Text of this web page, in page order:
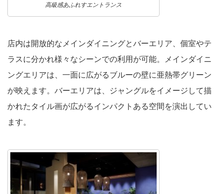
高級感あふれすエントランス
店内は開放的なメインダイニングとバーエリア、個室やテ
ラスに分かれ様々なシーンでの利用が可能。メインダイニ
ングエリアは、一面に広がるブルーの壁に亜熱帯グリーン
が映えます。バーエリアは、ジャングルをイメージして描
かれたタイル画が広がるインパクトある空間を演出してい
ます。